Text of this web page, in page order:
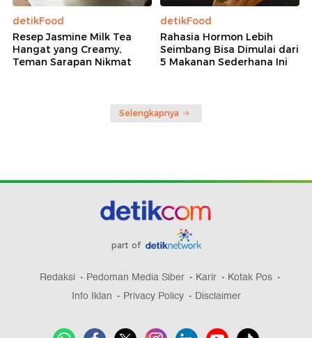
detikFood
Resep Jasmine Milk Tea
Hangat yang Creamy,
Teman Sarapan Nikmat
detikFood
Rahasia Hormon Lebih
Seimbang Bisa Dimulai dari
5 Makanan Sederhana Ini
Selengkapnya
part of
Redaksi Pedoman Media Siber Karir
Kotak Pos
Info Iklan
Privacy Policy Disclaimer